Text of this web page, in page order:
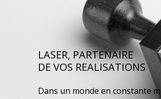
LASER, PARTENAIRE
DE VOS REALISATIONS
Dans un monde en constante